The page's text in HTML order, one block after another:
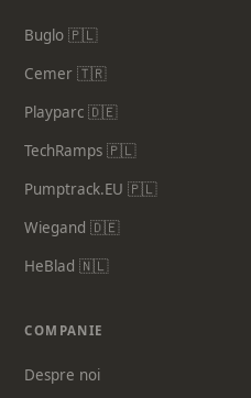
Buglo 🇵🇱
Cemer 🇹🇷
Playparc 🇩🇪
TechRamps 🇵🇱
Pumptrack.EU 🇵🇱
Wiegand 🇩🇪
HeBlad 🇳🇱
COMPANIE
Despre noi